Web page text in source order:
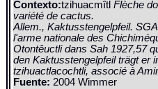
Contexto:tzihuacmîtlFlèche
variété de cactus.
Allem., Kaktusstengelpfeil.
l'arme nationale des
Otontêuctli dans Sah 1927,57
den Kaktusstengelpfeil trägt er
tzihuactlacochtli, associé à
Fuente: 2004 Wimmer